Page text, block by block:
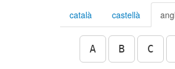
català castellà
A B C